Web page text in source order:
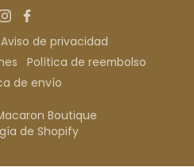
Aviso de privacidad
Política de reembolso
de envío
Boutique
de Shopify